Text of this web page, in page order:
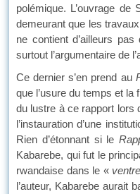
polémique. L’ouvrage
demeurant que les
ne contient d’ailleurs
surtout l’argumentaire de
Ce dernier s’en prend au
que l’usure du temps et la
du lustre à ce rapport lors
l’instauration d’une
Rien d’étonnant si le
Kabarebe, qui fut le
rwandaise dans le «
l’auteur, Kabarebe aurait